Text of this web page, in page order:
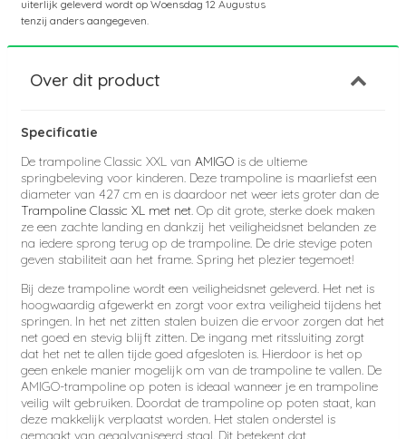
uiterlijk geleverd wordt op Woensdag 12 Augustus
tenzij anders aangegeven.
Over dit product
Specificatie
De trampoline Classic XXL van AMIGO is de ultieme
springbeleving voor kinderen. Deze trampoline is maarliefst een
diameter van 427 cm en is daardoor net weer iets groter dan de
Trampoline Classic XL met net. Op dit grote, sterke doek maken
ze een zachte landing en dankzij het veiligheidsnet belanden ze
na iedere sprong terug op de trampoline. De drie stevige poten
geven stabiliteit aan het frame. Spring het plezier tegemoet!
Bij deze trampoline wordt een veiligheidsnet geleverd. Het net is
hoogwaardig afgewerkt en zorgt voor extra veiligheid tijdens het
springen. In het net zitten stalen buizen die ervoor zorgen dat het
net goed en stevig blijft zitten. De ingang met ritssluiting zorgt
dat het net te allen tijde goed afgesloten is. Hierdoor is het op
geen enkele manier mogelijk om van de trampoline te vallen. De
AMIGO-trampoline op poten is ideaal wanneer je en trampoline
veilig wilt gebruiken. Doordat de trampoline op poten staat, kan
deze makkelijk verplaatst worden. Het stalen onderstel is
gemaakt van gegalvaniseerd staal. Dit betekent dat